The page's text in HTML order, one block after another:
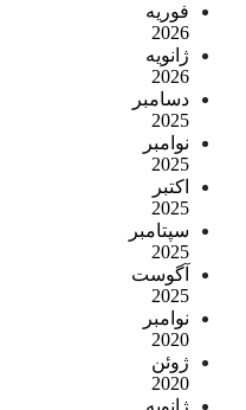
فوریه
2026
ژانویه
2026
دسامبر
2025
نوامبر
2025
اکتبر
2025
سپتامبر
2025
آگوست
2025
نوامبر
2020
ژوئن
2020